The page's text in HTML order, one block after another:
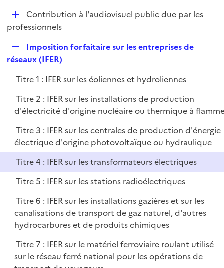
p
l
r
D
é
i
e
r
Contribution à l'audiovisuel public due par les
professionnels
e
l
i
e
Imposition forfaitaire sur les entreprises de
réseaux (IFER)
Titre 1 : IFER sur les éoliennes et hydroliennes
Titre 2 : IFER sur les installations de production
d'électricité d'origine nucléaire ou thermique à
Titre 3 : IFER sur les centrales de production d'énergie
électrique d'origine photovoltaïque ou hydraulique
Titre 4 : IFER sur les transformateurs électriques
Titre 5 : IFER sur les stations radioélectriques
Titre 6 : IFER sur les installations gazières et sur les
canalisations de transport de gaz naturel, d'autres
hydrocarbures et de produits chimiques
Titre 7 : IFER sur le matériel ferroviaire roulant utilisé
sur le réseau ferré national pour les opérations de